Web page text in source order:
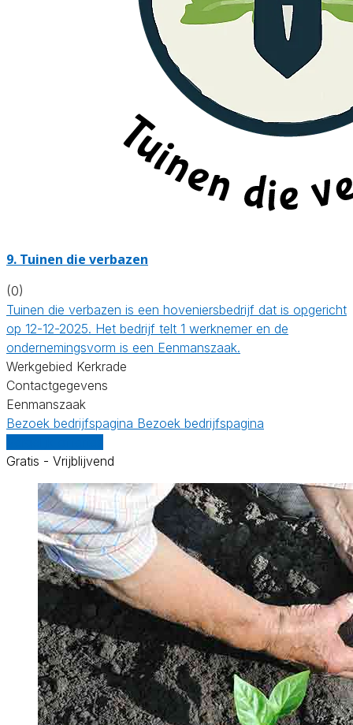
9. Tuinen die verbazen
(0)
Tuinen die verbazen is een hoveniersbedrijf dat is opgericht
op 12-12-2025. Het bedrijf telt 1 werknemer en de
ondernemingsvorm is een Eenmanszaak.
Werkgebied Kerkrade
Contactgegevens
Eenmanszaak
Bezoek bedrijfspagina Bezoek bedrijfspagina
Gratis - Vrijblijvend